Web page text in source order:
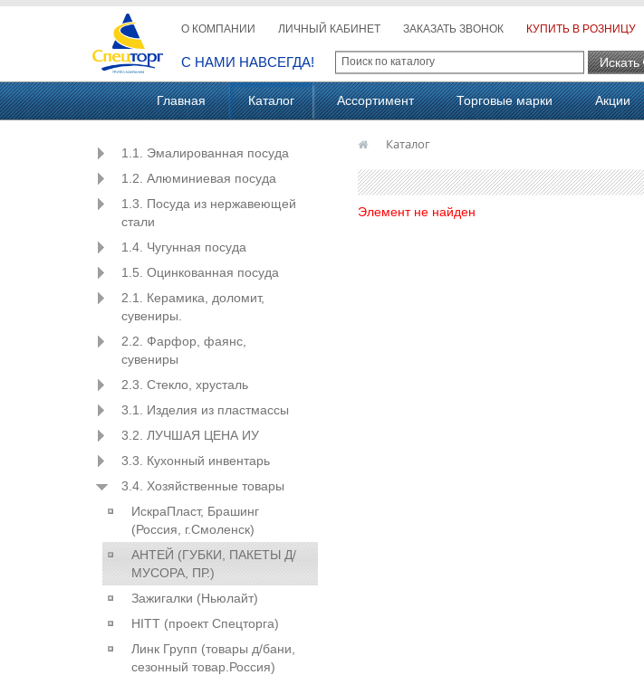
О КОМПАНИИ ЛИЧНЫЙ КАБИНЕТ ЗАКАЗАТЬ ЗВОНОК КУПИТЬ В РОЗНИЦУ
С НАМИ НАВСЕГДА! Искать
Главная Каталог Ассортимент Торговые марки Акции
1.1. Эмалированная посуда
1.2. Алюминиевая посуда
1.3. Посуда из нержавеющей
стали
1.4. Чугунная посуда
1.5. Оцинкованная посуда
2.1. Керамика, доломит,
сувениры.
2.2. Фарфор, фаянс,
сувениры
2.3. Стекло, хрусталь
3.1. Изделия из пластмассы
3.2. ЛУЧШАЯ ЦЕНА ИУ
3.3. Кухонный инвентарь
3.4. Хозяйственные товары
ИскраПласт, Брашинг
(Россия, г.Смоленск)
АНТЕЙ (ГУБКИ, ПАКЕТЫ Д/
МУСОРА, ПР.)
Зажигалки (Ньюлайт)
HITT (проект Спецторга)
Линк Групп (товары д/бани,
сезонный товар.Россия)
Каталог
Элемент не найден